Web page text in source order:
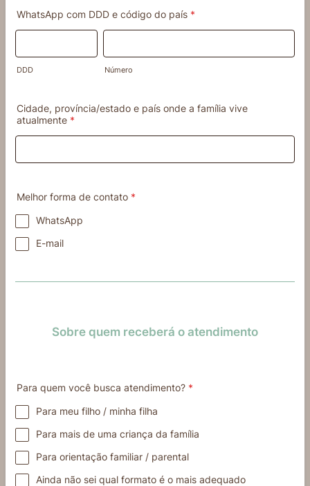
WhatsApp com DDD e código do país *
DDD Número
Cidade, província/estado e país onde a família vive
atualmente *
Melhor forma de contato *
WhatsApp
E-mail
Sobre quem receberá o atendimento
Para quem você busca atendimento? *
Para meu filho / minha filha
Para mais de uma criança da família
Para orientação familiar / parental
Ainda não sei qual formato é o mais adequado